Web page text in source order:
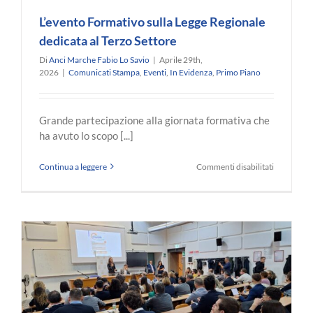
L’evento Formativo sulla Legge Regionale
dedicata al Terzo Settore
DiAnci Marche Fabio Lo Savio | Aprile 29th,
2026 | Comunicati Stampa Eventi In Evidenza Primo Piano
Grande partecipazione alla giornata formativa che
ha avuto lo scopo [...]
Continua a leggere Commenti disabilitatisu
Regionale
dedicata
al
Terzo
Settore